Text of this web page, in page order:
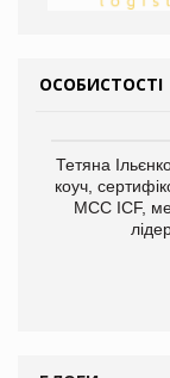
ОСОБИСТОСТІ
Тетяна
коуч,
МСС ICF,